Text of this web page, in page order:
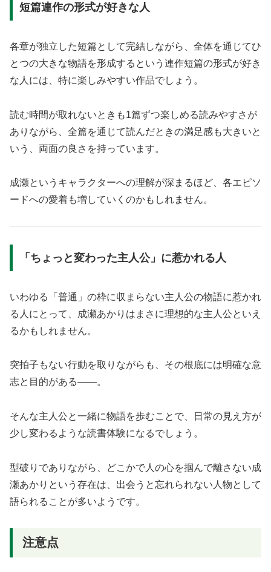
短篇連作の形式が好きな人
各章が独立した短篇として完結しながら、全体を通じてひ
とつの大きな物語を形成するという連作短篇の形式が好き
な人には、特に楽しみやすい作品でしょう。
読む時間が取れないときも1篇ずつ楽しめる読みやすさが
ありながら、全篇を通じて読んだときの満足感も大きいと
いう、両面の良さを持っています。
成瀬というキャラクターへの理解が深まるほど、各エピソ
ードへの愛着も増していくのかもしれません。
「ちょっと変わった主人公」に惹かれる人
いわゆる「普通」の枠に収まらない主人公の物語に惹かれ
る人にとって、成瀬あかりはまさに理想的な主人公といえ
るかもしれません。
突拍子もない行動を取りながらも、その根底には明確な意
志と目的がある——。
そんな主人公と一緒に物語を歩むことで、日常の見え方が
少し変わるような読書体験になるでしょう。
型破りでありながら、どこかで人の心を掴んで離さない成
瀬あかりという存在は、出会うと忘れられない人物として
語られることが多いようです。
注意点